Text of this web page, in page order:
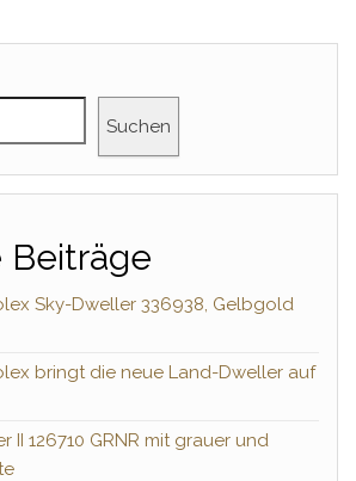
Suchen
Beiträge
Sky-Dweller 336938, Gelbgold
bringt die neue Land-Dweller auf
II 126710 GRNR mit grauer und